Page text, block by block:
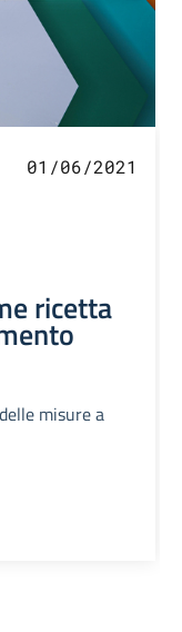
01/06/2021
ricetta
misure a